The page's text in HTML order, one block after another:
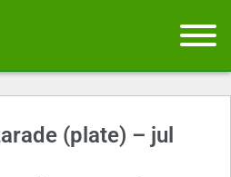
(plate) – jul